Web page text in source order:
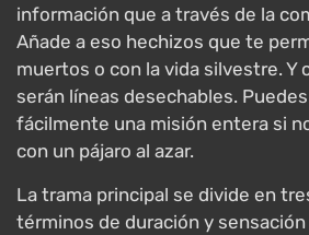
información que a través de la
Añade a eso hechizos que te
muertos o con la vida silvestre. Y
serán líneas desechables.
fácilmente una misión entera si
con un pájaro al azar.
La trama principal se divide en
términos de duración y